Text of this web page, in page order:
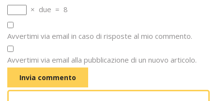
× due = 8
Avvertimi via email in caso di risposte al mio commento.
Avvertimi via email alla pubblicazione di un nuovo articolo.